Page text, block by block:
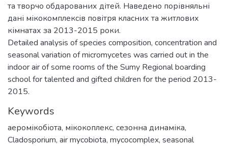
та творчо обдарованих дітей. Наведено порівняльні
дані мікокомплексів повітря класних та житлових
кімнатах за 2013-2015 роки.
Detailed analysis of species composition, concentration and
seasonal variation of micromycetes was carried out in the
indoor air of some rooms of the Sumy Regional boarding
school for talented and gifted children for the period 2013-
2015.
Keywords
аеромікобіота, мікокоплекс, сезонна динаміка,
Cladosporium, air mycobiota, mycocomplex, seasonal